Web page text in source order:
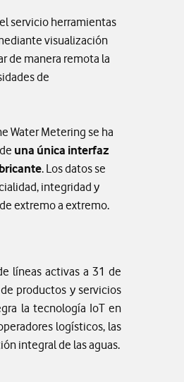
servicio herramientas
visualización
de manera remota la
de
Water Metering se ha
una única interfaz
. Los datos se
integridad y
extremo a extremo.
líneas activas a 31 de
productos y servicios
la tecnología IoT en
logísticos, las
integral de las aguas.